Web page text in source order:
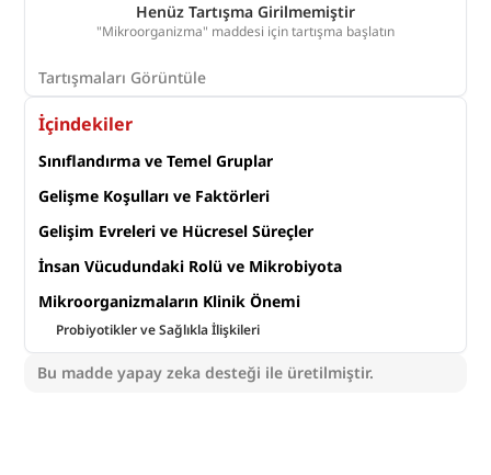
Henüz Tartışma Girilmemiştir
"Mikroorganizma" maddesi için tartışma başlatın
Tartışmaları Görüntüle
İçindekiler
Sınıflandırma ve Temel Gruplar
Gelişme Koşulları ve Faktörleri
Gelişim Evreleri ve Hücresel Süreçler
İnsan Vücudundaki Rolü ve Mikrobiyota
Mikroorganizmaların Klinik Önemi
Probiyotikler ve Sağlıkla İlişkileri
Bu madde yapay zeka desteği ile üretilmiştir.